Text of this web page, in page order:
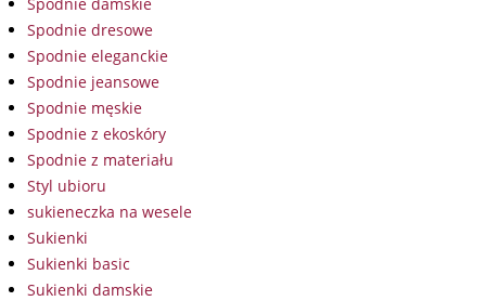
Spodnie dresowe
Spodnie eleganckie
Spodnie jeansowe
Spodnie męskie
Spodnie z ekoskóry
Spodnie z materiału
Styl ubioru
sukieneczka na wesele
Sukienki
Sukienki basic
Sukienki damskie